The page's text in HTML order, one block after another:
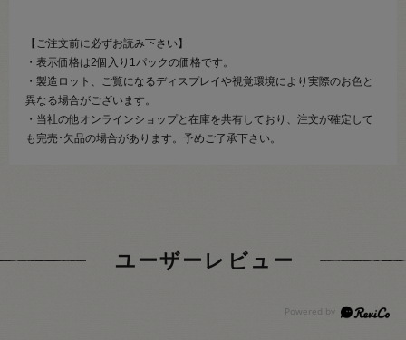
【ご注文前に必ずお読み下さい】
・表示価格は2個入り1パックの価格です。
・製造ロット、ご覧になるディスプレイや視覚環境により実際のお色と
異なる場合がございます。
・当社の他オンラインショップと在庫を共有しており、注文が確定して
も完売･欠品の場合があります。予めご了承下さい。
ユーザーレビュー